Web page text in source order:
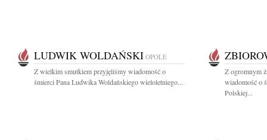
LUDWIK WOLDAŃSKI OPOLE
Z wielkim smutkiem przyjęliśmy wiadomość o
śmierci Pana Ludwika Woldańskiego wieloletniego...
Z ogromnym
wiadomość o
Polskiej...